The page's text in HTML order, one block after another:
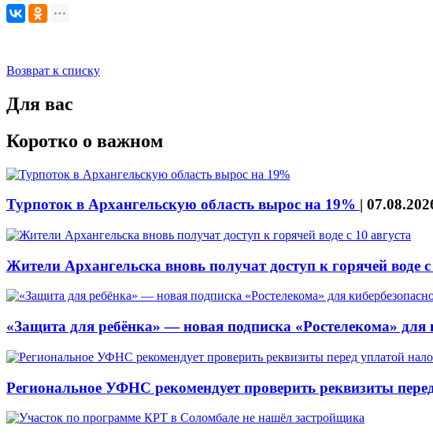
Возврат к списку
Для вас
Коротко о важном
Турпоток в Архангельскую область вырос на 19% |
Жители Архангельска вновь получат доступ к горячей воде с
«Защита для ребёнка» — новая подписка «Ростелекома» для
Региональное УФНС рекомендует проверить реквизиты